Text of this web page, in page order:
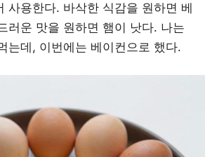
사용한다. 바삭한 식감을 원하면 베
러운 맛을 원하면 햄이 낫다. 나는
는데, 이번에는 베이컨으로 했다.